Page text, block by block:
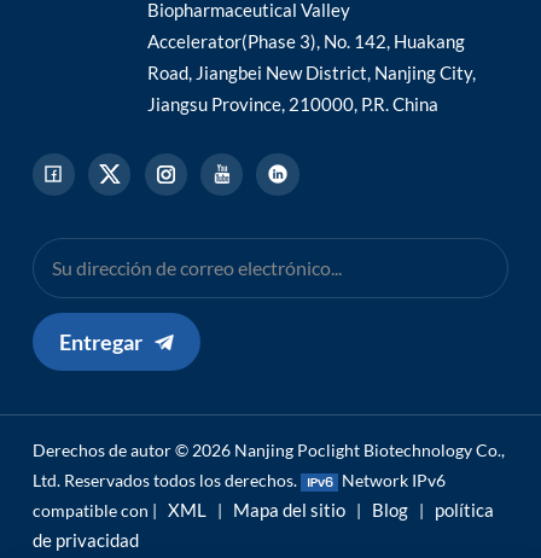
Biopharmaceutical Valley
Accelerator(Phase 3), No. 142, Huakang
Road, Jiangbei New District, Nanjing City,
Jiangsu Province, 210000, P.R. China
Entregar
Derechos de autor © 2026 Nanjing Poclight Biotechnology Co.,
Ltd. Reservados todos los derechos.
Network IPv6
compatible con | XML | Mapa del sitio | Blog |
política
de privacidad